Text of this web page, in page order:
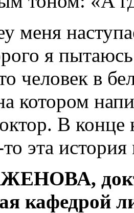
меня
я
человек в
котором
В
эта
кафедрой